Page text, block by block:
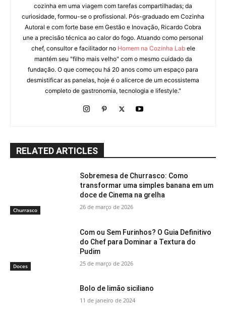
cozinha em uma viagem com tarefas compartilhadas; da
curiosidade, formou-se o profissional. Pós-graduado em Cozinha
Autoral e com forte base em Gestão e Inovação, Ricardo Cobra
une a precisão técnica ao calor do fogo. Atuando como personal
chef, consultor e facilitador no Homem na Cozinha Labele
mantém seu "filho mais velho" com o mesmo cuidado da
fundação. O que começou há 20 anos como um espaço para
desmistificar as panelas, hoje é o alicerce de um ecossistema
completo de gastronomia, tecnologia e lifestyle."
RELATED ARTICLES
Churrasco
Sobremesa de Churrasco: Como
transformar uma simples banana em um
doce de Cinema na grelha
26 de março de 2026
Doces
Com ou Sem Furinhos? O Guia Definitivo
do Chef para Dominar a Textura do
Pudim
25 de março de 2026
Bolo de limão siciliano
11 de janeiro de 2024